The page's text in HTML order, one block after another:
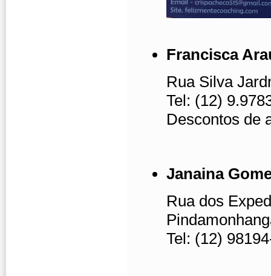
Francisca
Rua Silva
Tel: (12)
Descontos de
Janaina
Rua dos
Tel: (12)